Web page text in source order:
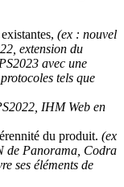
(ex : nouvel
extension du
avec une
tels que
IHM Web en
du produit. (ex
de Panorama, Codra
ses éléments de